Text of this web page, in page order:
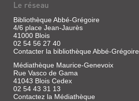
COMBAT
DE
PLUME
DE
JAIS
[HORS
SÉRIE]
Livre
Le réseau
Bibliothèque Abbé-Grégoire
4/6 place Jean-Jaurès
41000 Blois
02 54 56 27 40
Contacter la bibliothèque Abbé-Grégoire
Médiathèque Maurice-Genevoix
Rue Vasco de Gama
41043 Blois Cedex
02 54 43 31 13
Contactez la Médiathèque